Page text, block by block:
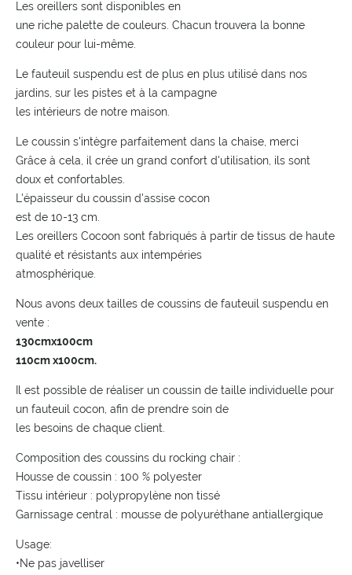
Les oreillers sont disponibles en
une riche palette de couleurs. Chacun trouvera la bonne
couleur pour lui-même.
Le fauteuil suspendu est de plus en plus utilisé dans nos
jardins, sur les pistes et à la campagne
les intérieurs de notre maison.
Le coussin s'intègre parfaitement dans la chaise, merci
Grâce à cela, il crée un grand confort d'utilisation, ils sont
doux et confortables.
L'épaisseur du coussin d'assise cocon
est de 10-13 cm.
Les oreillers Cocoon sont fabriqués à partir de tissus de haute
qualité et résistants aux intempéries
atmosphérique.
Nous avons deux tailles de coussins de fauteuil suspendu en
vente :
130cmx100cm
110cm x100cm.
Il est possible de réaliser un coussin de taille individuelle pour
un fauteuil cocon, afin de prendre soin de
les besoins de chaque client.
Composition des coussins du rocking chair :
Housse de coussin : 100 % polyester
Tissu intérieur : polypropylène non tissé
Garnissage central : mousse de polyuréthane antiallergique
Usage:
•Ne pas javelliser